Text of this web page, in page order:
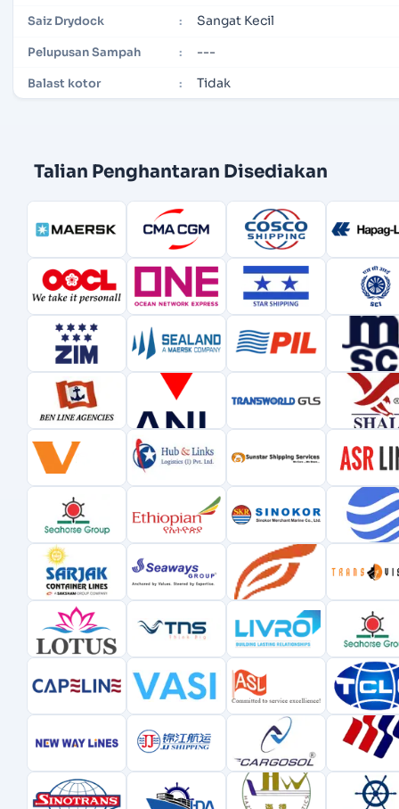
Saiz Drydock : Sangat Kecil
Pelupusan Sampah : ---
Balast kotor : Tidak
Talian Penghantaran Disediakan